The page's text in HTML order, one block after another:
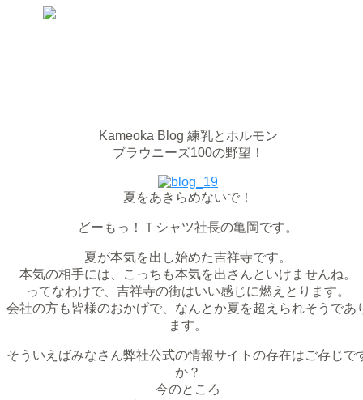
Kameoka Blog 練乳とホルモン
ブラウニーズ100の野望！
夏をあきらめないで！
どーもっ！Ｔシャツ社長の亀岡です。
夏が本気を出し始めた吉祥寺です。
本気の相手には、こっちも本気を出さんといけませんね。
ってなわけで、吉祥寺の街はいい感じに燃えとります。
会社の方も皆様のおかげで、なんとか夏を超えられそうであ
ます。
そういえばみなさん弊社公式の情報サイトの存在はご存じで
か？
今のところ